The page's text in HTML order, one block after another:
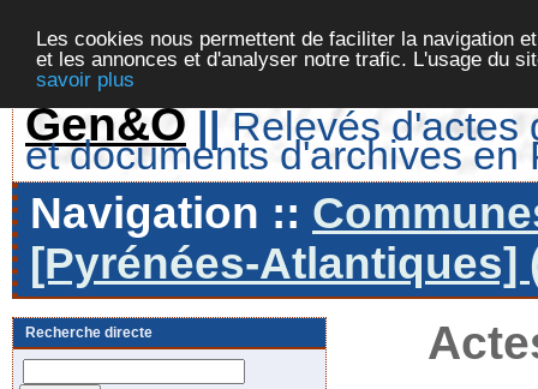
Les cookies nous permettent de faciliter la navigation
et les annonces et d'analyser notre trafic. L'usage du
savoir plus
Gen&O || Relevés d'actes
et documents d'archives en
Navigation ::
[Pyrénées-Atlantiques]
Recherche directe